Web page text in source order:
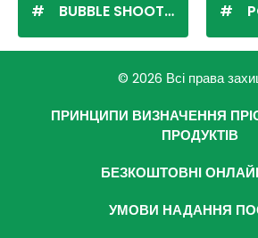
BUBBLE SHOOTER
© 2026 Всі права
ПРИНЦИПИ ВИЗНАЧЕННЯ
ПРОДУКТІВ
БЕЗКОШТОВНІ
УМОВИ НАДАННЯ